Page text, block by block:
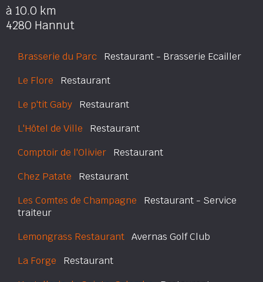
à 10.0 km
4280 Hannut
Brasserie du Parc Restaurant - Brasserie Ecailler
Le Flore Restaurant
Le p'tit Gaby Restaurant
L'Hôtel de Ville Restaurant
Comptoir de l'Olivier Restaurant
Chez Patate Restaurant
Les Comtes de Champagne Restaurant - Service
traiteur
Lemongrass Restaurant Avernas Golf Club
La Forge Restaurant